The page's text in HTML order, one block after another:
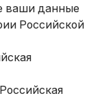
ваши данные
Российской